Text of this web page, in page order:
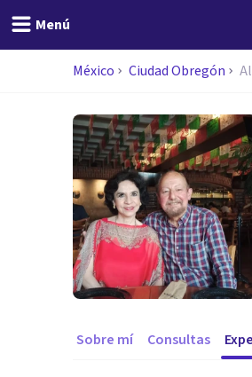
Menú
México Ciudad Obregón
Sobre mí Consultas